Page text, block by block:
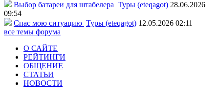
Выбор батареи для штабелера Туры (eteqagot) 28.06.2026
09:54
Спас мою ситуацию Туры (eteqagot) 12.05.2026 02:11
все темы форума
О САЙТЕ
РЕЙТИНГИ
ОБЩЕНИЕ
СТАТЬИ
НОВОСТИ